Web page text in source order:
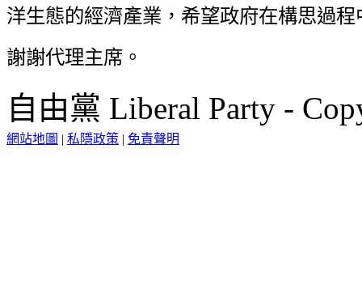
洋生態的經濟產業，希望政府在構思過
謝謝代理主席。
自由黨 Liberal Party -
網站地圖 | 私隱政策 | 免責聲明